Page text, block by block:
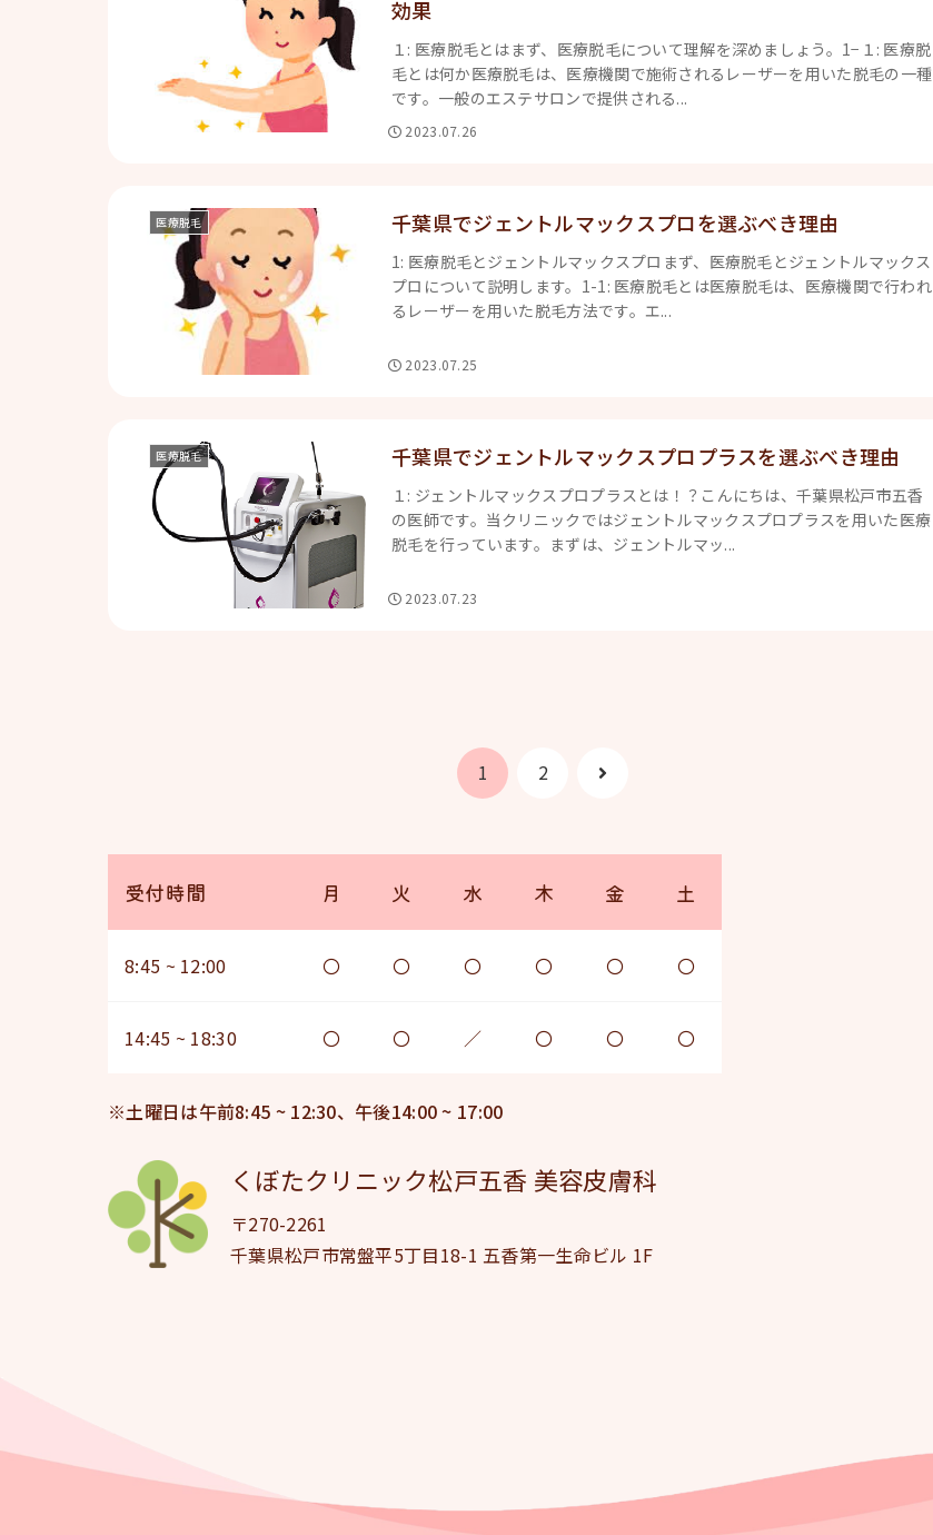
効果
１: 医療脱毛とはまず、医療脱毛について理解を深めましょう。1−１: 医療脱
毛とは何か医療脱毛は、医療機関で施術されるレーザーを用いた脱毛の一種
です。一般のエステサロンで提供される...
2023.07.26
医療脱毛 千葉県でジェントルマックスプロを選ぶべき理由
1: 医療脱毛とジェントルマックスプロまず、医療脱毛とジェントルマックス
プロについて説明します。1-1: 医療脱毛とは医療脱毛は、医療機関で行われ
るレーザーを用いた脱毛方法です。エ...
2023.07.25
医療脱毛 千葉県でジェントルマックスプロプラスを選ぶべき理由
１: ジェントルマックスプロプラスとは！？こんにちは、千葉県松戸市五香
の医師です。当クリニックではジェントルマックスプロプラスを用いた医療
脱毛を行っています。まずは、ジェントルマッ...
2023.07.23
1 2
次
受付時間 月 火 水 木 金 土
8:45 ~ 12:00 〇 〇 〇 〇 〇 〇
14:45 ~ 18:30 〇 〇 ／ 〇 〇 〇
※土曜日は午前8:45 ~ 12:30、午後14:00 ~ 17:00
くぼたクリニック松戸五香 美容皮膚科
〒270-2261
千葉県松戸市常盤平5丁目18-1 五香第一生命ビル 1F